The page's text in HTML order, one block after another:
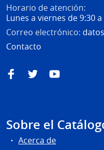
Horario de atención:
Lunes a viernes de 9:30 a
Correo electrónico:
Contacto
FacebookTwitterYouTube
Sobre el
Acerca de